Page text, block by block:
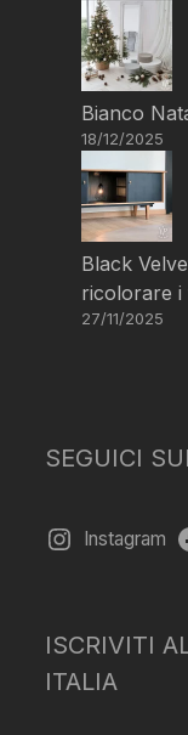
Bianco
18/12/2025
Black
ricolorare i
27/11/2025
SEGUICI
Instagram
ISCRIVITI
ITALIA